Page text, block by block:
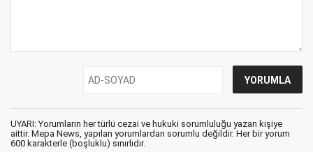
UYARI: Yorumların her türlü cezai ve hukuki sorumluluğu yazan kişiye
aittir. Mepa News, yapılan yorumlardan sorumlu değildir. Her bir yorum
600 karakterle (boşluklu) sınırlıdır.